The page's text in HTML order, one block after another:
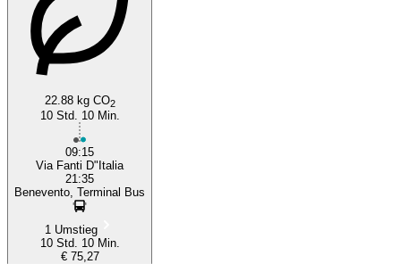
22.88 kg CO2
10 Std. 10 Min.
09:15
Via Fanti D"Italia
21:35
Benevento, Terminal Bus
1 Umstieg
10 Std. 10 Min.
€ 75,27